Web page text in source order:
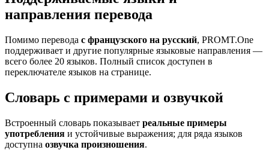
направления перевода
Помимо перевода с французского на русский, PROMT.One
поддерживает и другие популярные языковые направления —
всего более 20 языков. Полный список доступен в
переключателе языков на странице.
Словарь с примерами и озвучкой
Встроенный словарь показывает реальные примеры
употребления и устойчивые выражения; для ряда языков
доступна озвучка произношения.